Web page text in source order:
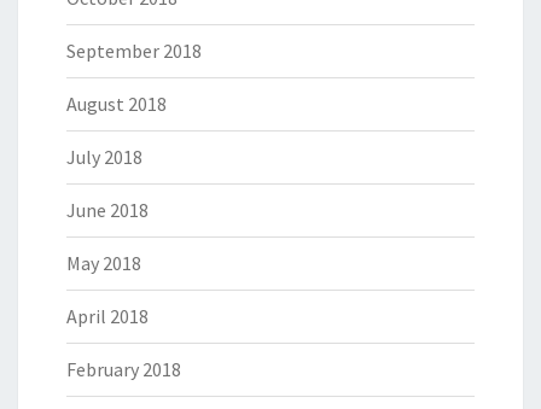
September 2018
August 2018
July 2018
June 2018
May 2018
April 2018
February 2018